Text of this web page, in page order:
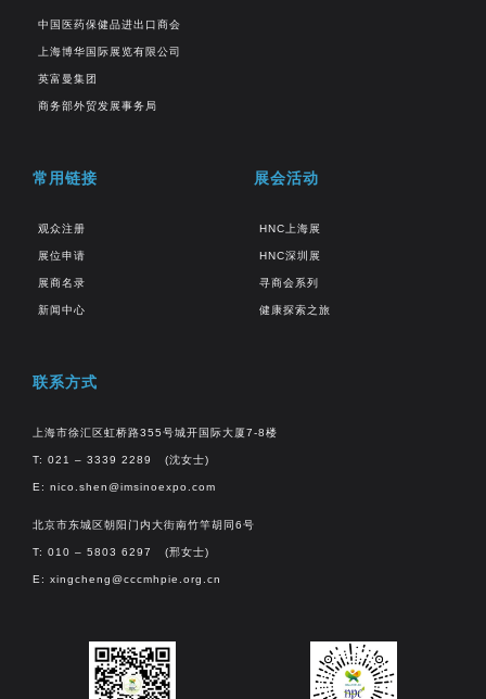
中国医药保健品进出口商会
上海博华国际展览有限公司
英富曼集团
商务部外贸发展事务局
常用链接
观众注册
展位申请
展商名录
新闻中心
展会活动
HNC上海展
HNC深圳展
寻商会系列
健康探索之旅
联系方式
上海市徐汇区虹桥路355号城开国际大厦7-8楼
T: 021 – 3339 2289 (沈女士)
E: nico.shen@imsinoexpo.com
北京市东城区朝阳门内大街南竹竿胡同6号
T: 010 – 5803 6297 (邢女士)
E: xingcheng@cccmhpie.org.cn